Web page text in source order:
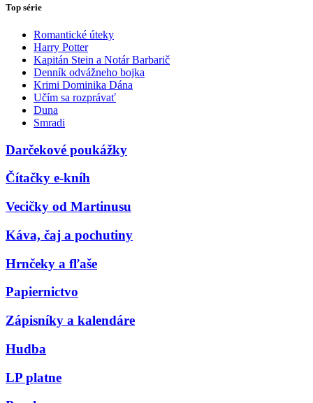
Top série
Romantické úteky
Harry Potter
Kapitán Stein a Notár Barbarič
Denník odvážneho bojka
Krimi Dominika Dána
Učím sa rozprávať
Duna
Smradi
Darčekové poukážky
Čítačky e-kníh
Vecičky od Martinusu
Káva, čaj a pochutiny
Hrnčeky a fľaše
Papiernictvo
Zápisníky a kalendáre
Hudba
LP platne